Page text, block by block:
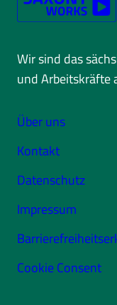
Wir sind das
und Arbeitskräfte
Über uns
Kontakt
Datenschutz
Impressum
Cookie Consent